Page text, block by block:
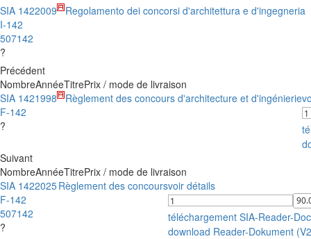
SIA 142
I-142
507142
?
2009 Regolamento dei concorsi d'architettura e d'ingegneria
Précédent
NombreAnnéeTitrePrix / mode de livraison
SIA 142
F-142
?
1998 Règlement des concours d'architecture et d'ingénierie
Suivant
NombreAnnéeTitrePrix / mode de livraison
SIA 142
F-142
507142
?
2025Règlement des concoursvoir détails
téléchargement SIA-Reader-
download Reader-Dokument